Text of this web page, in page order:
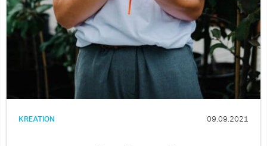
KREATION 09.09.2021